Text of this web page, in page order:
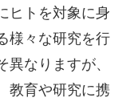
ヒトを対象に身
様々な研究を行
異なりますが、
教育や研究に携